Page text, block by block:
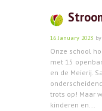
16 January 2023 by
Onze school
met 15
en de Meierij.
trots op! Maar
kinderen en...